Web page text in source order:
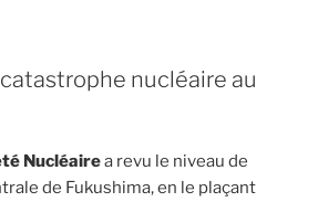
nucléaire au
Nucléairea revu le niveau de
de Fukushima, en le plaçant